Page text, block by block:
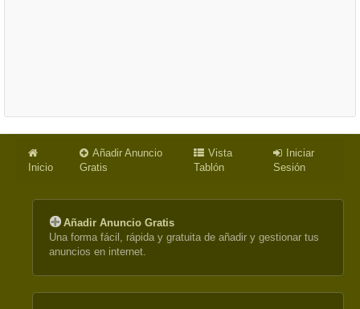
Inicio
Añadir Anuncio
Gratis
Vista
Tablón
Iniciar
Sesión
Añadir Anuncio Gratis
Una forma fácil, rápida y gratuita de añadir y gestionar tus
anuncios en internet.